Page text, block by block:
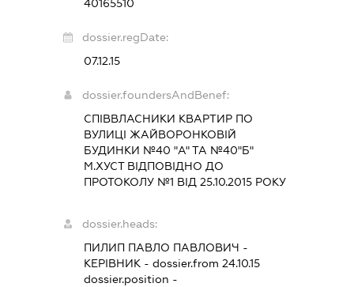
40165510
dossier.regDate:
07.12.15
dossier.foundersAndBenef:
СПІВВЛАСНИКИ КВАРТИР ПО
ВУЛИЦІ ЖАЙВОРОНКОВІЙ
БУДИНКИ №40 "А" ТА №40"Б"
М.ХУСТ ВІДПОВІДНО ДО
ПРОТОКОЛУ №1 ВІД 25.10.2015 РОКУ
dossier.heads:
ПИЛИП ПАВЛО ПАВЛОВИЧ -
КЕРІВНИК - dossier.from 24.10.15
dossier.position -